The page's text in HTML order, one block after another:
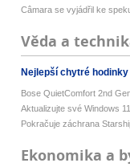
Câmara se vyjádřil ke
Věda a
Nejlepší chytré hodinky
Bose QuietComfort 2nd
Aktualizujte své Windows
Pokračuje záchrana
Ekonomika a